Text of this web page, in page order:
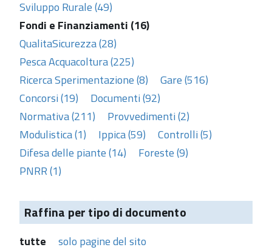
Sviluppo Rurale (49)
Fondi e Finanziamenti (16)
QualitaSicurezza (28)
Pesca Acquacoltura (225)
Ricerca Sperimentazione (8)
Gare (516)
Concorsi (19)
Documenti (92)
Normativa (211)
Provvedimenti (2)
Modulistica (1)
Ippica (59)
Controlli (5)
Difesa delle piante (14)
Foreste (9)
PNRR (1)
Raffina per tipo di documento
tutte
solo pagine del sito